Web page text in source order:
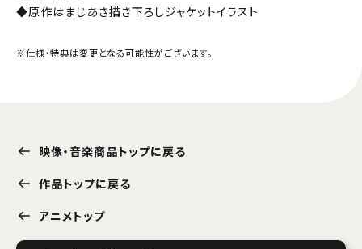
◆原作はまじあき描き下ろしジャケットイラスト
※仕様・特典は変更となる可能性がございます。
映像・音楽商品トップに戻る
作品トップに戻る
アニメトップ